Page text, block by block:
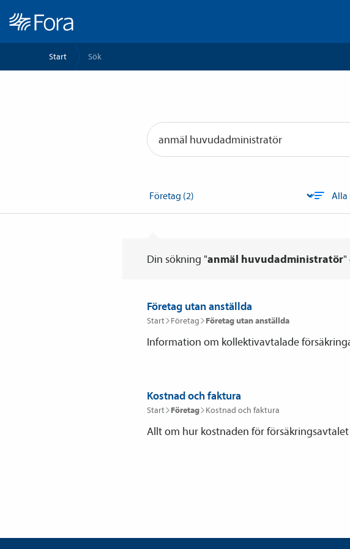
Start Sök
Din sökning "anmäl huvudadministratör"
Företag utan anställda
Start Företag Företag utan anställda
Information om kollektivavtalade
Kostnad och faktura
Start Företag Kostnad och faktura
Allt om hur kostnaden för